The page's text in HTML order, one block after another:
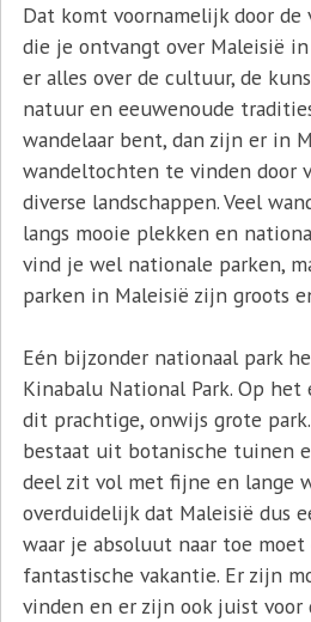
Dat komt voornamelijk door
die je ontvangt over Maleisië
er alles over de cultuur, de
natuur en eeuwenoude
wandelaar bent, dan zijn er in
wandeltochten te vinden door
diverse landschappen. Veel
langs mooie plekken en
vind je wel nationale parken,
parken in Maleisië zijn groots
Eén bijzonder nationaal park
Kinabalu National Park. Op
dit prachtige, onwijs grote
bestaat uit botanische tuinen
deel zit vol met fijne en lange
overduidelijk dat Maleisië dus
waar je absoluut naar toe moet
fantastische vakantie. Er zijn
vinden en er zijn ook juist voor